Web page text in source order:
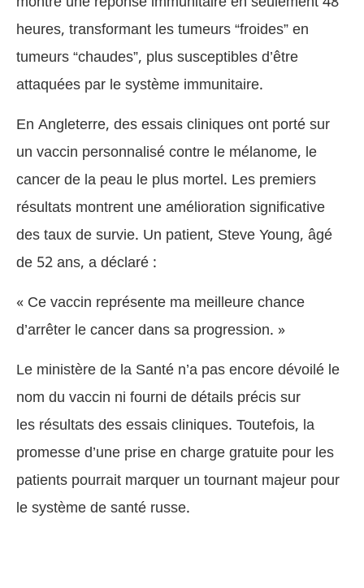
heures, transformant les tumeurs “froides” en
tumeurs “chaudes”, plus susceptibles d’être
attaquées par le système immunitaire.
En Angleterre, des essais cliniques ont porté sur
un vaccin personnalisé contre le mélanome, le
cancer de la peau le plus mortel. Les premiers
résultats montrent une amélioration significative
des taux de survie. Un patient, Steve Young, âgé
de 52 ans, a déclaré :
« Ce vaccin représente ma meilleure chance
d’arrêter le cancer dans sa progression. »
Le ministère de la Santé n’a pas encore dévoilé le
nom du vaccin ni fourni de détails précis sur
les résultats des essais cliniques. Toutefois, la
promesse d’une prise en charge gratuite pour les
patients pourrait marquer un tournant majeur pour
le système de santé russe.